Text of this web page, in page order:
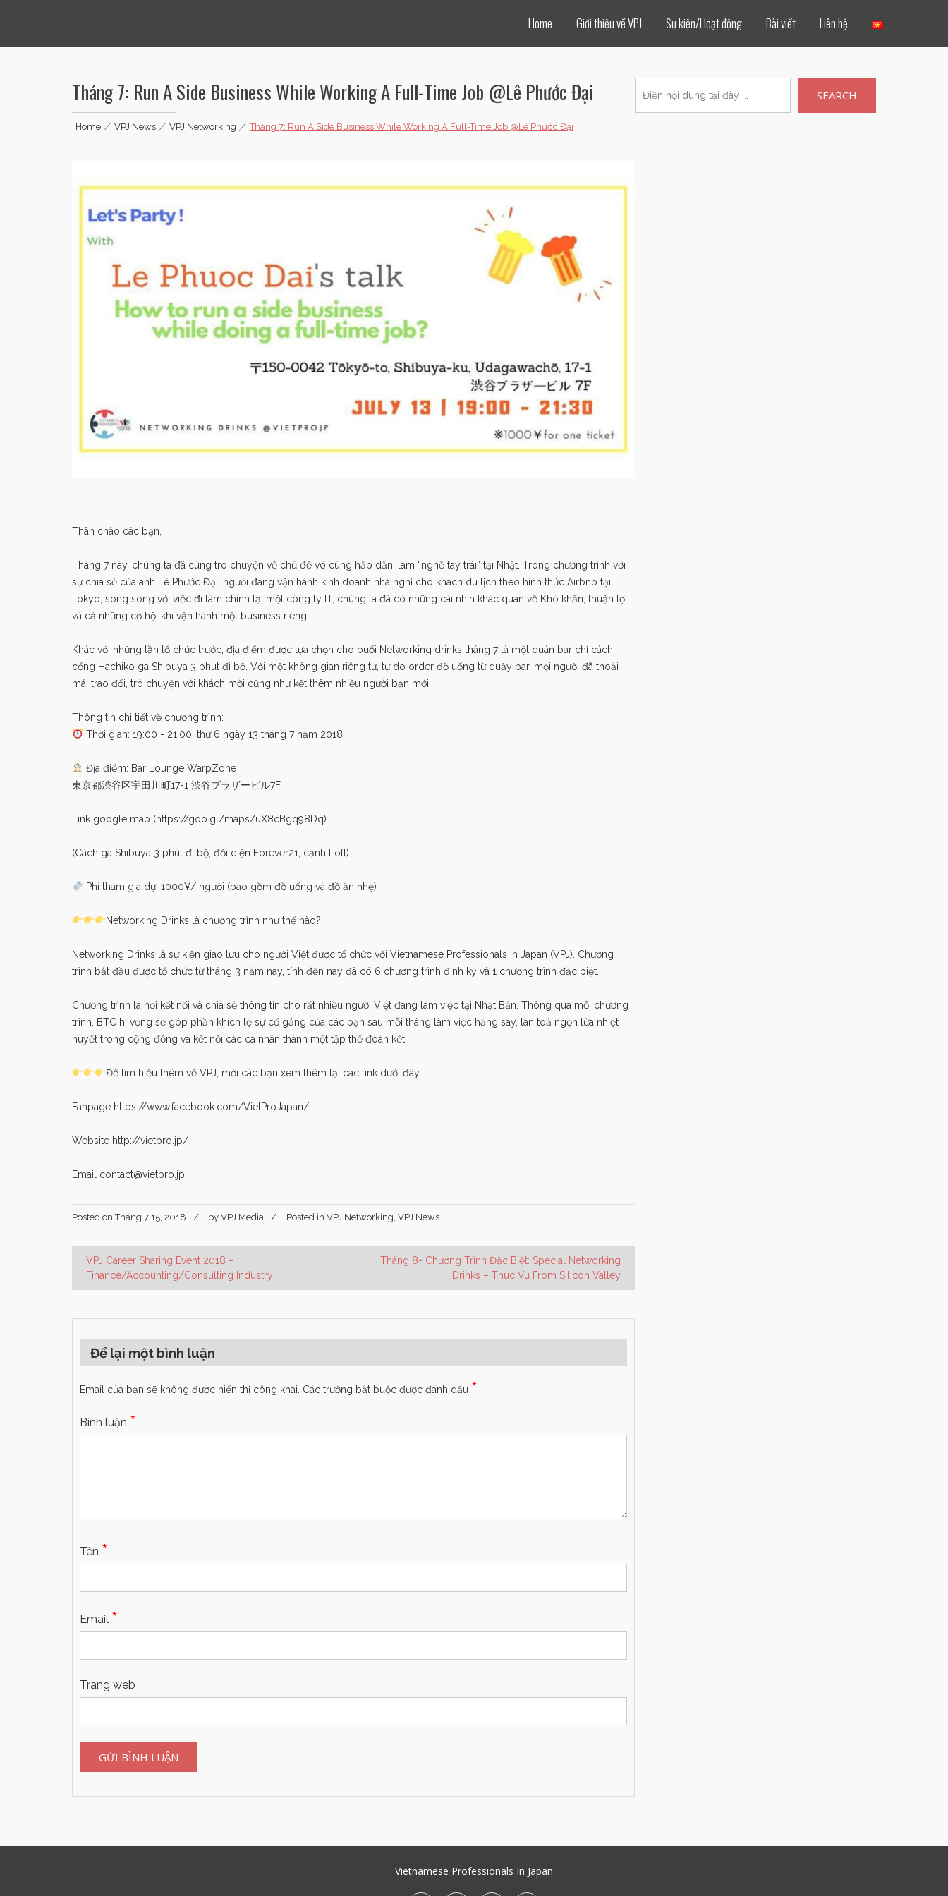
Home Giới thiệu về VPJ Sự kiện/Hoạt động Bài viết Liên hệ
Tháng 7: Run A Side Business While Working A Full-Time Job @Lê Phước Đại
Home|VPJ News|VPJ Networking|Tháng 7: Run A Side Business While Working A Full-Time Job @Lê Phước Đại
Thân chào các bạn,
Tháng 7 này, chúng ta đã cùng trò chuyện về chủ đề vô cùng hấp dẫn, làm “nghề tay trái” tại Nhật. Trong chương trình với
sự chia sẻ của anh Lê Phước Đại, người đang vận hành kinh doanh nhà nghỉ cho khách du lịch theo hình thức Airbnb tại
Tokyo, song song với việc đi làm chính tại một công ty IT, chúng ta đã có những cái nhìn khác quan về Khó khăn, thuận lợi,
và cả những cơ hội khi vận hành một business riêng
Khác với những lần tổ chức trước, địa điểm được lựa chọn cho buổi Networking drinks tháng 7 là một quán bar chỉ cách
cổng Hachiko ga Shibuya 3 phút đi bộ. Với một không gian riêng tư, tự do order đồ uống từ quầy bar, mọi người đã thoải
mái trao đổi, trò chuyện với khách mời cũng như kết thêm nhiều người bạn mới.
Thông tin chi tiết về chương trình:
Thời gian: 19:00 - 21:00, thứ 6 ngày 13 tháng 7 năm 2018
Địa điểm: Bar Lounge WarpZone
東京都渋谷区宇田川町17-1 渋谷ブラザービル7F
Link google map (https://goo.gl/maps/uX8cBgq98Dq)
(Cách ga Shibuya 3 phút đi bộ, đối diện Forever21, cạnh Loft)
Phí tham gia dự: 1000¥/ người (bao gồm đồ uống và đồ ăn nhẹ)
Networking Drinks là chương trình như thế nào?
Networking Drinks là sự kiện giao lưu cho người Việt được tổ chức với Vietnamese Professionals in Japan (VPJ). Chương
trình bắt đầu được tổ chức từ tháng 3 năm nay, tính đến nay đã có 6 chương trình định kỳ và 1 chương trình đặc biệt.
Chương trình là nơi kết nối và chia sẻ thông tin cho rất nhiều người Việt đang làm việc tại Nhật Bản. Thông qua mỗi chương
trình, BTC hi vọng sẽ góp phần khích lệ sự cố gắng của các bạn sau mỗi tháng làm việc hăng say, lan toả ngọn lửa nhiệt
huyết trong cộng đồng và kết nối các cá nhân thành một tập thể đoàn kết.
Để tìm hiểu thêm về VPJ, mời các bạn xem thêm tại các link dưới đây.
Fanpage https://www.facebook.com/VietProJapan/
Website http://vietpro.jp/
Email contact@vietpro.jp
Posted onTháng 7 15, 2018 by VPJ Media Posted in VPJ Networking VPJ News
VPJ Career Sharing Event 2018 –
Finance/Accounting/Consulting Industry
Tháng 8- Chương Trình Đặc Biệt: Special Networking
Drinks – Thuc Vu From Silicon Valley
Để lại một bình luận
Email của bạn sẽ không được hiển thị công khai. Các trường bắt buộc được đánh dấu *
Bình luận *
Tên *
Email *
Trang web
SEARCH
Vietnamese Professionals In Japan